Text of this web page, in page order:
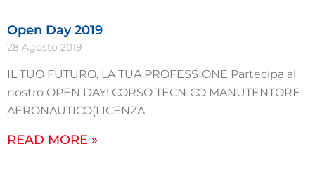
Open Day 2019
28 Agosto 2019
IL TUO FUTURO, LA TUA PROFESSIONE Partecipa al
nostro OPEN DAY! CORSO TECNICO MANUTENTORE
AERONAUTICO(LICENZA
READ MORE »